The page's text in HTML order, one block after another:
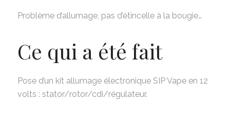
Problème d’allumage, pas d’étincelle à la bougie…
Ce qui a été fait
Pose d’un kit allumage électronique SIP Vape en 12
volts : stator/rotor/cdi/régulateur.